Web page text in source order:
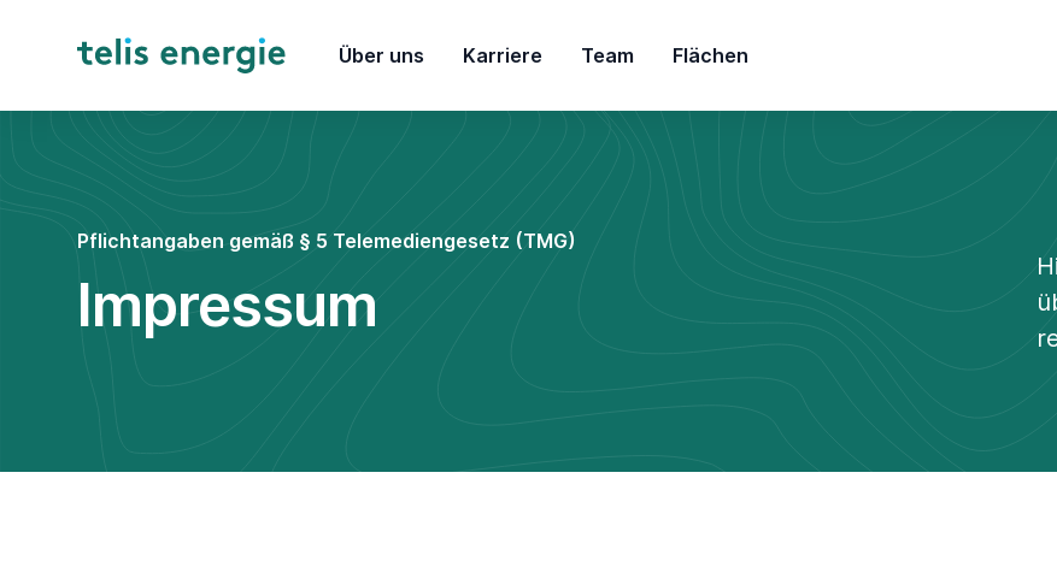
Über uns Karriere Team Flächen
Pflichtangaben gemäß § 5 Telemediengesetz (TMG)
Impressum